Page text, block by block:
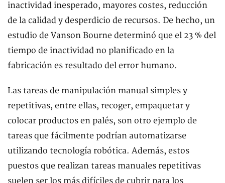
inactividad inesperado, mayores costes, reducción
de la calidad y desperdicio de recursos. De hecho, un
estudio de Vanson Bourne determinó que el 23 % del
tiempo de inactividad no planificado en la
fabricación es resultado del error humano.
Las tareas de manipulación manual simples y
repetitivas, entre ellas, recoger, empaquetar y
colocar productos en palés, son otro ejemplo de
tareas que fácilmente podrían automatizarse
utilizando tecnología robótica. Además, estos
puestos que realizan tareas manuales repetitivas
suelen ser los más difíciles de cubrir para los